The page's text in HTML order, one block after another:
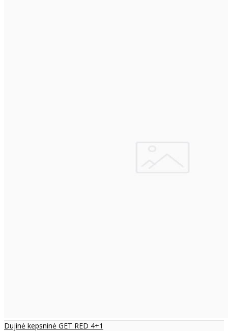
Dujinė kepsninė GET RED 4+1